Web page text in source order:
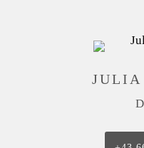
JULIA